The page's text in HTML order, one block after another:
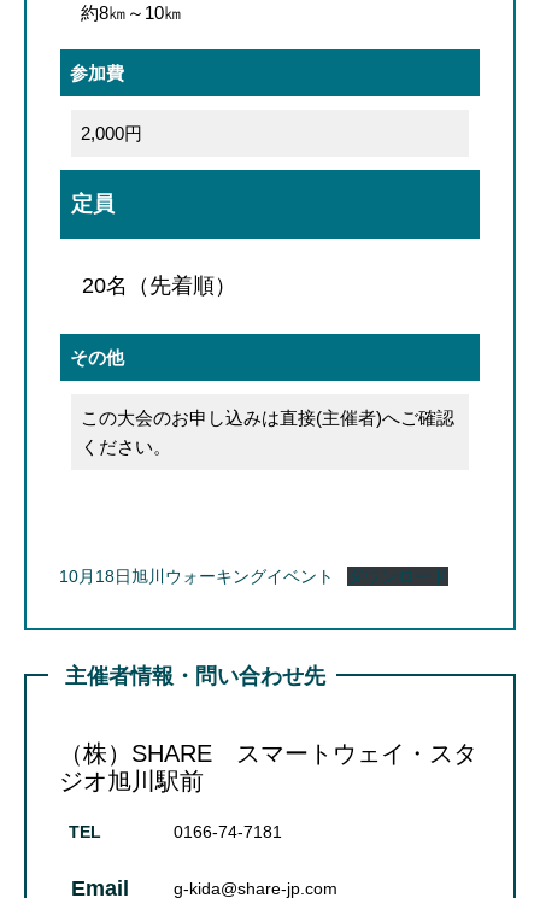
約8㎞～10㎞
参加費
2,000円
定員
20名（先着順）
その他
この大会のお申し込みは直接(主催者)へご確認
ください。
10月18日旭川ウォーキングイベント ダウンロード
主催者情報・問い合わせ先
（株）SHARE スマートウェイ・スタ
ジオ旭川駅前
TEL 0166-74-7181
Email g-kida@share-jp.com